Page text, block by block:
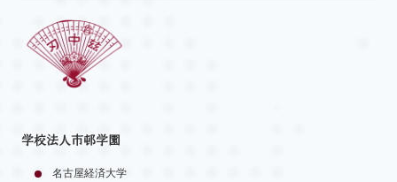
学校法人市邨学園
名古屋経済大学